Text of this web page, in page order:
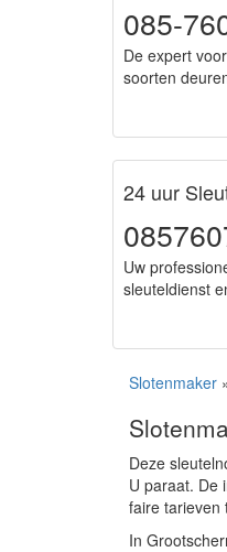
085-
De expert
soorten
24 uur
Uw
sleuteldienst
Slotenmaker
Deze
U paraat. De
faire tarieven
In